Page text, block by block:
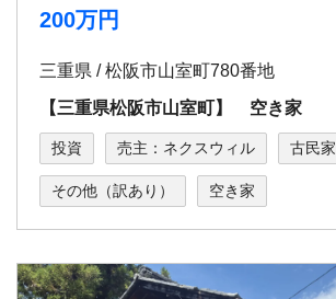
200万円
三重県 / 松阪市山室町780番地
【三重県松阪市山室町】 空き家
投資 売主：ネクスウィル 古民家
その他（訳あり） 空き家